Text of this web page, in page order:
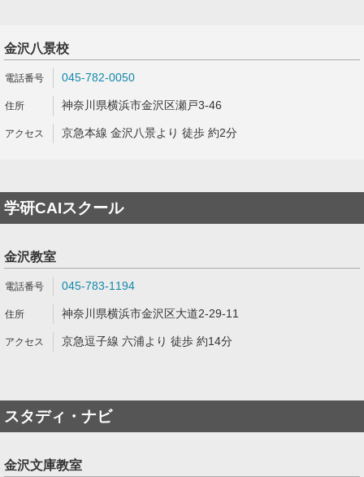
金沢八景校
045-782-0050
神奈川県横浜市金沢区瀬戸3-46
京急本線 金沢八景より 徒歩 約2分
学研CAIスクール
金沢教室
045-783-1194
神奈川県横浜市金沢区大道2-29-11
京急逗子線 六浦より 徒歩 約14分
スタディ・ナビ
金沢文庫教室